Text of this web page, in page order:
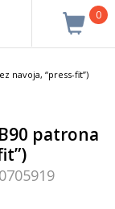
0
navoja, “press-fit”)
patrona